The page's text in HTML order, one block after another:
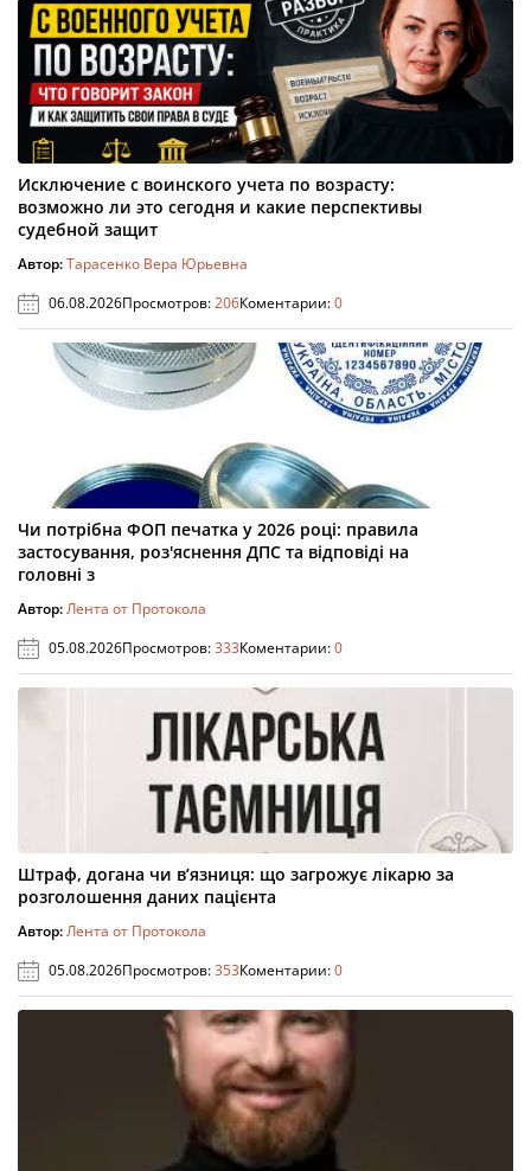
Исключение с воинского учета по возрасту:
возможно ли это сегодня и какие перспективы
судебной защит
Автор:Тарасенко Вера Юрьевна
06.08.2026Просмотров:206Коментарии:0
Чи потрібна ФОП печатка у 2026 році: правила
застосування, роз'яснення ДПС та відповіді на
головні з
Автор:Лента от Протокола
05.08.2026Просмотров:333Коментарии:0
Штраф, догана чи в’язниця: що загрожує лікарю за
розголошення даних пацієнта
Автор:Лента от Протокола
05.08.2026Просмотров:353Коментарии:0